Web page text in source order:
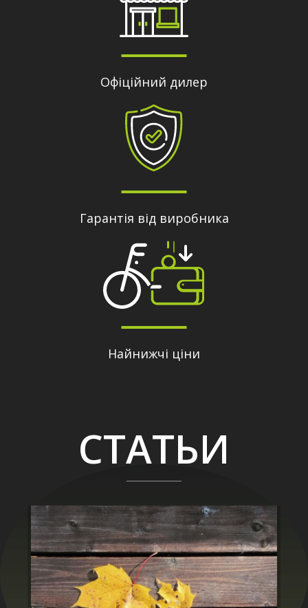
Офіційний дилер
Гарантія від виробника
Найнижчі ціни
СТАТЬИ